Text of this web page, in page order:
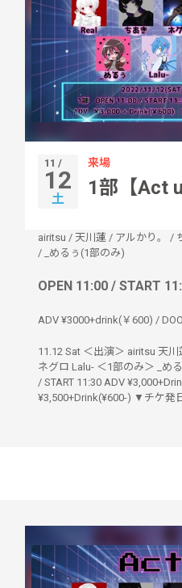
11 /
12
土
来場
1部【Act
airitsu / 天川蓮 / アルかり。 /
/
_めるぅ(1部のみ)
OPEN 11:00 / START
ADV ¥3000+drink(￥600) /
11.12 Sat ＜出演＞ airitsu 天
ネグロ Lalu- ＜1部のみ＞ _め
/ START 11:30 ADV
¥3,500+Drink(¥600-) ▼チケ発